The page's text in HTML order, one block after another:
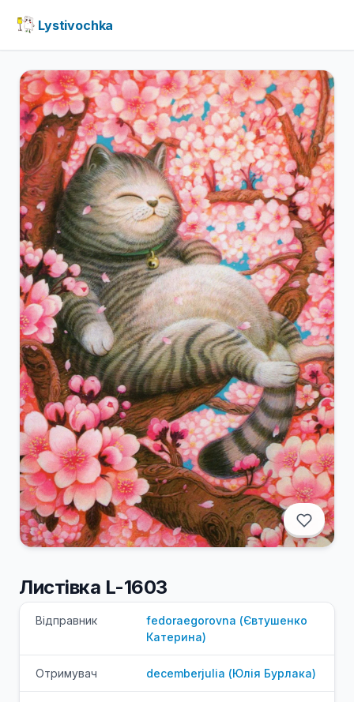
Lystivochka
Листівка L-1603
Відправник fedoraegorovna (Євтушенко
Катерина)
Отримувач decemberjulia (Юлія Бурлака)